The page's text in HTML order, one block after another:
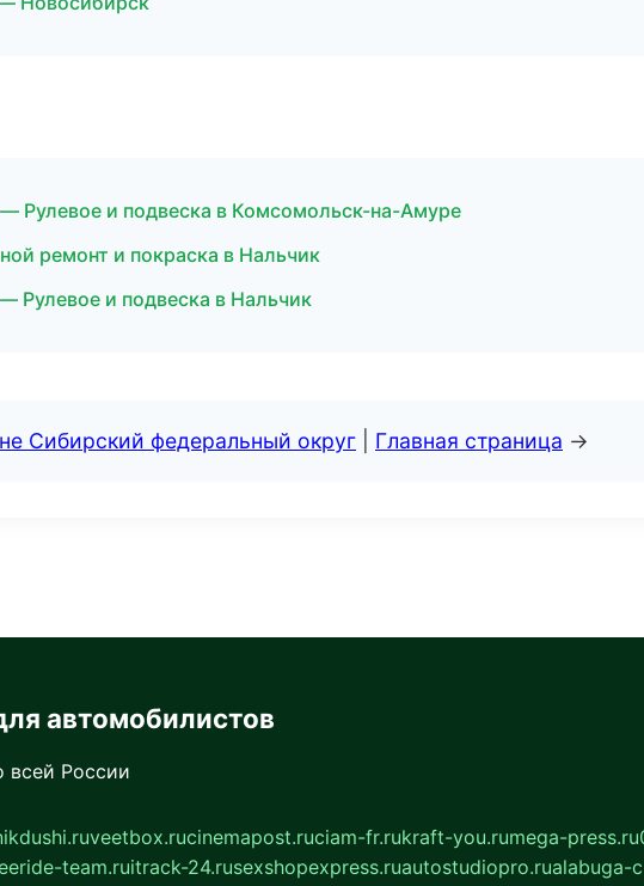
— Рулевое и подвеска в Комсомольск-на-Амуре
ремонт и покраска в Нальчик
Рулевое и подвеска в Нальчик
Сибирский федеральный округ Главная страница →
автомобилистов
всей России
veetbox.rucinemapost.ruciam-fr.rukraft-you.rumega-press.ru
team.ruitrack-24.rusexshopexpress.ruautostudiopro.rualabuga-